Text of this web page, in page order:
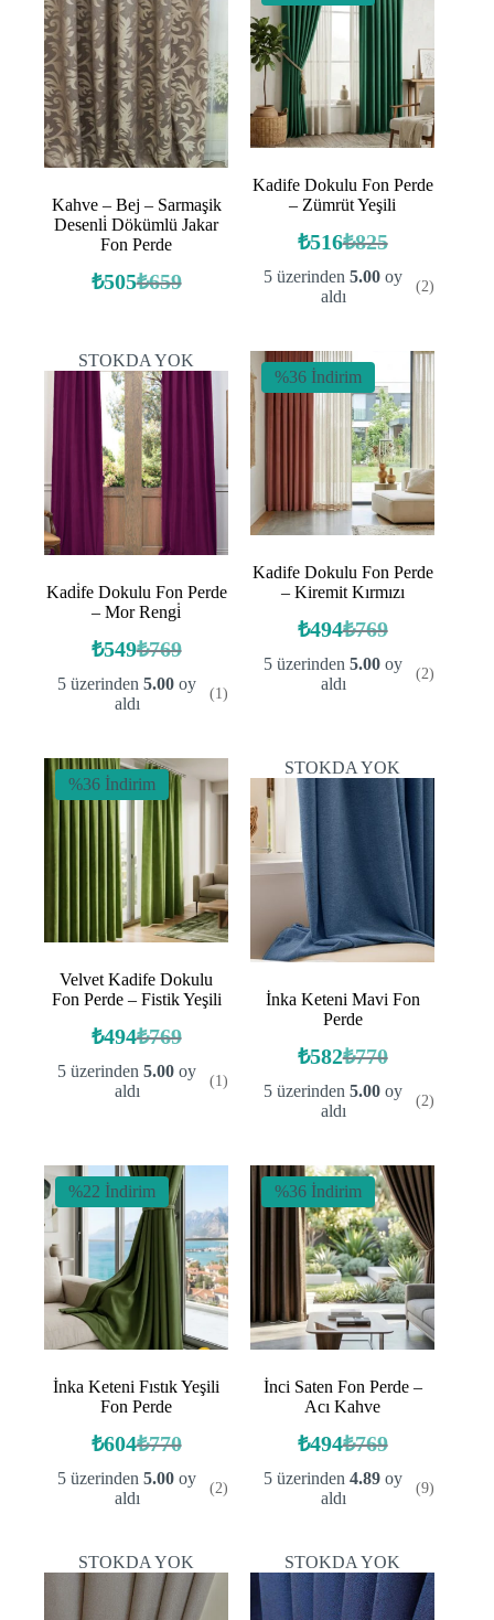
Kahve – Bej – Sarmaşik
Desenli̇ Dökümlü Jakar
Fon Perde
₺659
Orijinal
₺505Şu
₺505.
Kadife Dokulu Fon Perde
– Zümrüt Yeşili
₺825
Orijinal
fiyat:
₺825.
₺516Şu
andaki
fiyat:
5 üzerinden5.00 oy
aldı
(2)
STOKDA YOK
Kadi̇fe Dokulu Fon Perde
– Mor Rengi̇
₺769
Orijinal
fiyat:
₺769.
₺549Şu
andaki
fiyat:
5 üzerinden5.00 oy
aldı
(1)
%36 İndirim
Kadife Dokulu Fon Perde
– Kiremit Kırmızı
₺769
Orijinal
fiyat:
₺769.
₺494Şu
andaki
fiyat:
5 üzerinden5.00 oy
aldı
(2)
%36 İndirim
Velvet Kadife Dokulu
Fon Perde – Fistik Yeşili
₺769
Orijinal
fiyat:
₺769.
₺494Şu
andaki
fiyat:
5 üzerinden5.00 oy
aldı
(1)
STOKDA YOK
İnka Keteni Mavi Fon
Perde
₺770
Orijinal
fiyat:
₺770.
₺582Şu
andaki
fiyat:
5 üzerinden5.00 oy
aldı
(2)
%22 İndirim
İnka Keteni Fıstık Yeşili
Fon Perde
₺770
Orijinal
fiyat:
₺770.
₺604Şu
andaki
fiyat:
5 üzerinden5.00 oy
aldı
(2)
%36 İndirim
İnci Saten Fon Perde –
Acı Kahve
₺769
Orijinal
fiyat:
₺769.
₺494Şu
andaki
fiyat:
5 üzerinden4.89 oy
aldı
(9)
STOKDA YOK STOKDA YOK